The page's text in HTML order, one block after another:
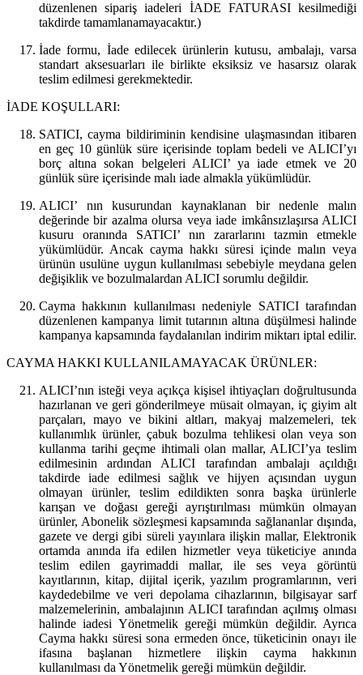
düzenlenen sipariş iadeleri İADE FATURASI kesilmediği
takdirde tamamlanamayacaktır.)
İade formu, İade edilecek ürünlerin kutusu, ambalajı, varsa
standart aksesuarları ile birlikte eksiksiz ve hasarsız olarak
teslim edilmesi gerekmektedir.
İADE KOŞULLARI:
SATICI, cayma bildiriminin kendisine ulaşmasından itibaren
en geç 10 günlük süre içerisinde toplam bedeli ve ALICI’yı
borç altına sokan belgeleri ALICI’ ya iade etmek ve 20
günlük süre içerisinde malı iade almakla yükümlüdür.
ALICI’ nın kusurundan kaynaklanan bir nedenle malın
değerinde bir azalma olursa veya iade imkânsızlaşırsa ALICI
kusuru oranında SATICI’ nın zararlarını tazmin etmekle
yükümlüdür. Ancak cayma hakkı süresi içinde malın veya
ürünün usulüne uygun kullanılması sebebiyle meydana gelen
değişiklik ve bozulmalardan ALICI sorumlu değildir.
Cayma hakkının kullanılması nedeniyle SATICI tarafından
düzenlenen kampanya limit tutarının altına düşülmesi halinde
kampanya kapsamında faydalanılan indirim miktarı iptal edilir.
CAYMA HAKKI KULLANILAMAYACAK ÜRÜNLER:
ALICI’nın isteği veya açıkça kişisel ihtiyaçları doğrultusunda
hazırlanan ve geri gönderilmeye müsait olmayan, iç giyim alt
parçaları, mayo ve bikini altları, makyaj malzemeleri, tek
kullanımlık ürünler, çabuk bozulma tehlikesi olan veya son
kullanma tarihi geçme ihtimali olan mallar, ALICI’ya teslim
edilmesinin ardından ALICI tarafından ambalajı açıldığı
takdirde iade edilmesi sağlık ve hijyen açısından uygun
olmayan ürünler, teslim edildikten sonra başka ürünlerle
karışan ve doğası gereği ayrıştırılması mümkün olmayan
ürünler, Abonelik sözleşmesi kapsamında sağlananlar dışında,
gazete ve dergi gibi süreli yayınlara ilişkin mallar, Elektronik
ortamda anında ifa edilen hizmetler veya tüketiciye anında
teslim edilen gayrimaddi mallar, ile ses veya görüntü
kayıtlarının, kitap, dijital içerik, yazılım programlarının, veri
kaydedebilme ve veri depolama cihazlarının, bilgisayar sarf
malzemelerinin, ambalajının ALICI tarafından açılmış olması
halinde iadesi Yönetmelik gereği mümkün değildir. Ayrıca
Cayma hakkı süresi sona ermeden önce, tüketicinin onayı ile
ifasına başlanan hizmetlere ilişkin cayma hakkının
kullanılması da Yönetmelik gereği mümkün değildir.